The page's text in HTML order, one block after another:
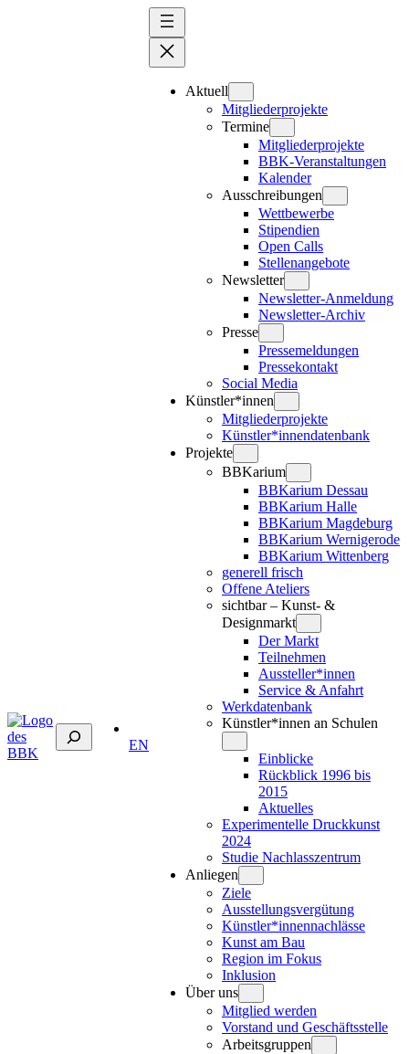
Suchen
EN
Aktuell
Mitgliederprojekte
Termine
Mitgliederprojekte
BBK-Veranstaltungen
Kalender
Ausschreibungen
Wettbewerbe
Stipendien
Open Calls
Stellenangebote
Newsletter
Newsletter-Anmeldung
Newsletter-Archiv
Presse
Pressemeldungen
Pressekontakt
Social Media
Künstler*innen
Mitgliederprojekte
Künstler*innendatenbank
Projekte
BBKarium
BBKarium Dessau
BBKarium Halle
BBKarium Magdeburg
BBKarium Wernigerode
BBKarium Wittenberg
generell frisch
Offene Ateliers
sichtbar – Kunst- &
Designmarkt
Der Markt
Teilnehmen
Aussteller*innen
Service & Anfahrt
Werkdatenbank
Künstler*innen an Schulen
Einblicke
Rückblick 1996 bis
2015
Aktuelles
Experimentelle Druckkunst
2024
Studie Nachlasszentrum
Anliegen
Ziele
Ausstellungsvergütung
Künstler*innennachlässe
Kunst am Bau
Region im Fokus
Inklusion
Über uns
Mitglied werden
Vorstand und Geschäftsstelle
Arbeitsgruppen